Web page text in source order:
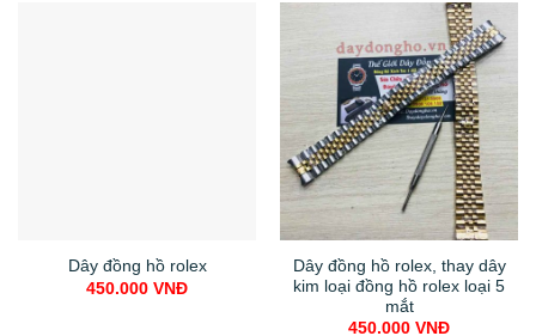
Dây đồng hồ rolex, thay dây
kim loại đồng hồ rolex loại 5
mắt
450.000 VNĐ